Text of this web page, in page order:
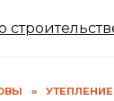
» УТЕПЛЕНИЕ